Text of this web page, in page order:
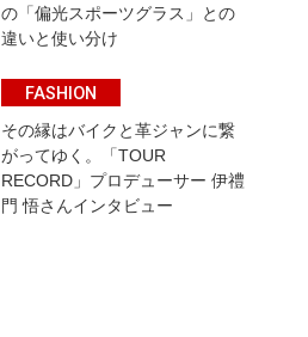
の「偏光スポーツグラス」との
違いと使い分け
FASHION
その縁はバイクと革ジャンに繋
がってゆく。「TOUR
RECORD」プロデューサー 伊禮
門 悟さんインタビュー